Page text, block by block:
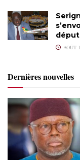
AOÛT
Dernières nouvelles